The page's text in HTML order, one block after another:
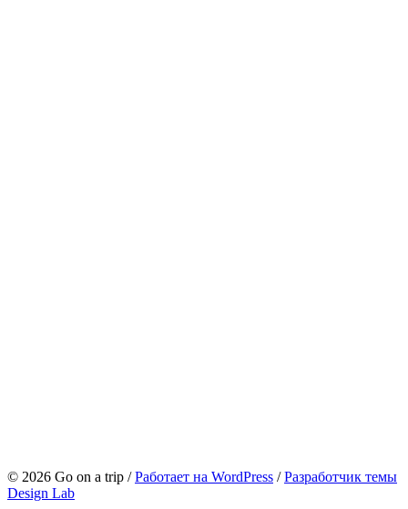
© 2026 Go on a trip / Работает на WordPress / Разработчик темы
Design Lab